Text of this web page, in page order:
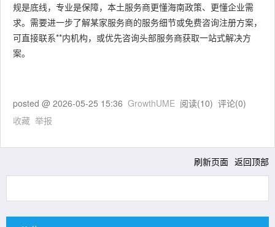
规是底线，专业是保障，本土服务商更懂海南政策、更懂企业需
求。需要进一步了解某家服务商的服务细节或免费咨询注册方案，
可直接联系**内机构，或优先咨询头部服务商获取一站式解决方
案。
posted @ 2026-05-25 15:36 GrowthUME 阅读(10) 评论(0)
收藏 举报
刷新页面 返回顶部